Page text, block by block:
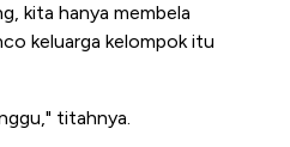
kita hanya membela
keluarga kelompok itu
titahnya.